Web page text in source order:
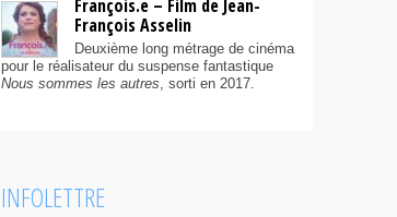
François.e – Film de Jean-
François Asselin
Deuxième long métrage de cinéma
pour le réalisateur du suspense fantastique
Nous sommes les autres, sorti en 2017.
INFOLETTRE